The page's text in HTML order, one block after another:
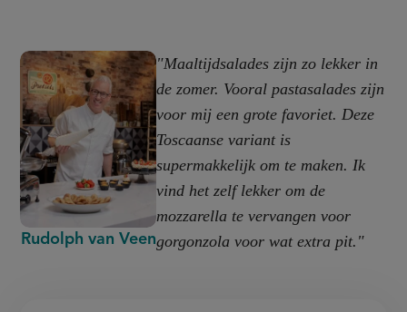
Rudolph van Veen
"Maaltijdsalades zijn zo lekker in
de zomer. Vooral pastasalades zijn
voor mij een grote favoriet. Deze
Toscaanse variant is
supermakkelijk om te maken. Ik
vind het zelf lekker om de
mozzarella te vervangen voor
gorgonzola voor wat extra pit."